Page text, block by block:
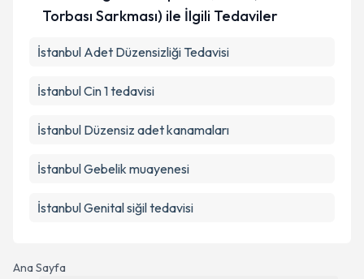
Ana Sayfa
Torbası Sarkması) ile İlgili Tedaviler
İstanbul Adet Düzensizliği Tedavisi
İstanbul Cin 1 tedavisi
İstanbul Düzensiz adet kanamaları
İstanbul Gebelik muayenesi
İstanbul Genital siğil tedavisi